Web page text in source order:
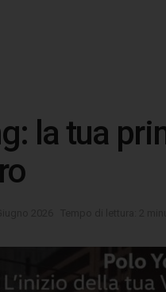
la tua